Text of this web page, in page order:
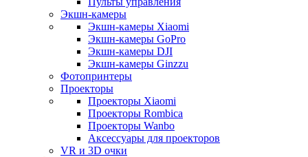
Экшн-камеры
Экшн-камеры Xiaomi
Экшн-камеры GoPro
Экшн-камеры DJI
Экшн-камеры Ginzzu
Фотопринтеры
Проекторы
Проекторы Xiaomi
Проекторы Rombica
Проекторы Wanbo
Аксессуары для проекторов
VR и 3D очки